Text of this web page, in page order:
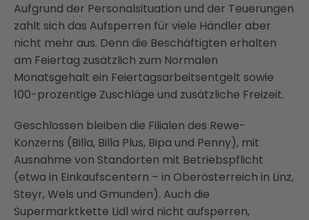
Aufgrund der Personalsituation und der Teuerungen
zahlt sich das Aufsperren für viele Händler aber
nicht mehr aus. Denn die Beschäftigten erhalten
am Feiertag zusätzlich zum Normalen
Monatsgehalt ein Feiertagsarbeitsentgelt sowie
100-prozentige Zuschläge und zusätzliche Freizeit.
Geschlossen bleiben die Filialen des Rewe-
Konzerns (Billa, Billa Plus, Bipa und Penny), mit
Ausnahme von Standorten mit Betriebspflicht
(etwa in Einkaufscentern – in Oberösterreich in Linz,
Steyr, Wels und Gmunden). Auch die
Supermarktkette Lidl wird nicht aufsperren,